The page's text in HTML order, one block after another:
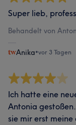
Super lieb,
Behandelt von
Anika•vor 3 Tagen
Ich hatte eine
Antonia
sie mir erst